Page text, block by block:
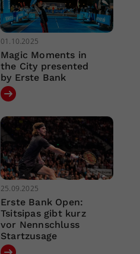
01.10.2025
Magic Moments in
the City presented
by Erste Bank
25.09.2025
Erste Bank Open:
Tsitsipas gibt kurz
vor Nennschluss
Startzusage